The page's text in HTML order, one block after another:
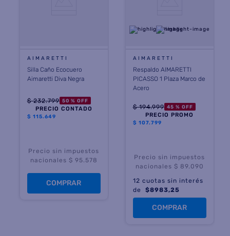
AIMARETTI
Silla Caño Ecocuero
Aimaretti Diva Negra
$ 232.799 50 % OFF
PRECIO CONTADO
$ 115.649
Precio sin impuestos
nacionales $ 95.578
COMPRAR
AIMARETTI
Respaldo AIMARETTI
PICASSO 1 Plaza Marco de
Acero
$ 194.999 45 % OFF
PRECIO PROMO
$ 107.799
Precio sin impuestos
nacionales $ 89.090
12 cuotas sin interés
de $8983,25
COMPRAR